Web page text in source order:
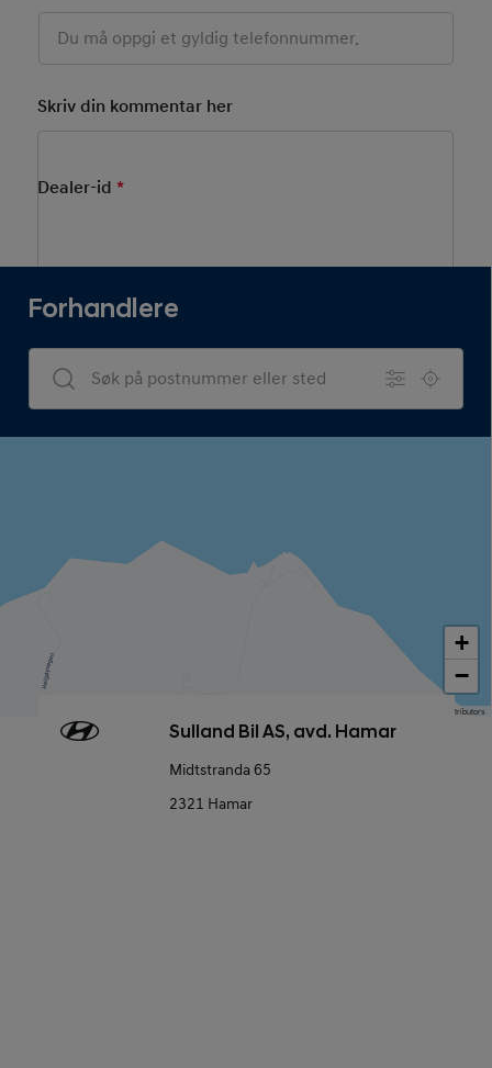
Skriv din kommentar her
Dealer-id*
+
−
Map data © OpenStreetMap contributors
Forhandlere
Dealers Search
Sulland Bil AS, avd. Hamar
Midtstranda 65
2321 Hamar